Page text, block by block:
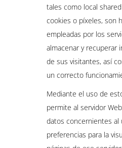
tales como local
cookies o píxeles, son
empleadas por los
almacenar y recuperar
de sus visitantes, así
un correcto
Mediante el uso de
permite al servidor
datos concernientes al
preferencias para la